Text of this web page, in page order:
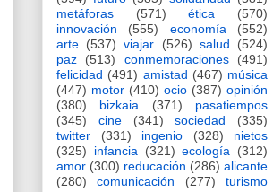
metáforas
(571) ética
(570)
innovación
(555) economía
(552)
arte (537) viajar (526) salud
(524)
paz
(513) conmemoraciones
(491)
felicidad (491) amistad (467) música
(447) motor (410) ocio (387) opinión
(380)
bizkaia (371)
pasatiempos
(345)
cine (341) sociedad
(335)
twitter
(331) ingenio (328)
nietos
(325)
infancia (321) ecología
(312)
amor (300) reducación (286) alicante
(280)
comunicación (277)
turismo